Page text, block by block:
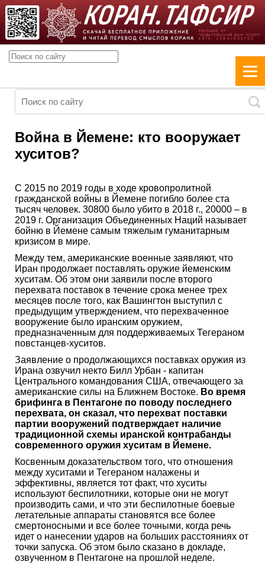
Война в Йемене: кто вооружает
хуситов?
С 2015 по 2019 годы в ходе кровопролитной
гражданской войны в Йемене погибло более ста
тысяч человек. 30800 было убито в 2018 г., 20000 – в
2019 г. Организация Объединенных Наций называет
бойню в Йемене самым тяжелым гуманитарным
кризисом в мире.
Между тем, американские военные заявляют, что
Иран продолжает поставлять оружие йеменским
хуситам. Об этом они заявили после второго
перехвата поставок в течение срока менее трех
месяцев после того, как Вашингтон выступил с
предыдущим утверждением, что перехваченное
вооружение было иранским оружием,
предназначенным для поддерживаемых Тегераном
повстанцев-хуситов.
Заявление о продолжающихся поставках оружия из
Ирана озвучил некто Билл Урбан - капитан
Центрального командования США, отвечающего за
американские силы на Ближнем Востоке. Во время
брифинга в Пентагоне по поводу последнего
перехвата, он сказал, что перехват поставки
партии вооружений подтверждает наличие
традиционной схемы иранской контрабанды
современного оружия хуситам в Йемене.
Косвенным доказательством того, что отношения
между хуситами и Тегераном налажены и
эффективны, является тот факт, что хуситы
используют беспилотники, которые они не могут
производить сами, и что эти беспилотные боевые
летательные аппараты становятся все более
смертоносными и все более точными, когда речь
идет о нанесении ударов на больших расстояниях от
точки запуска. Об этом было сказано в докладе,
озвученном в Пентагоне на прошлой неделе.